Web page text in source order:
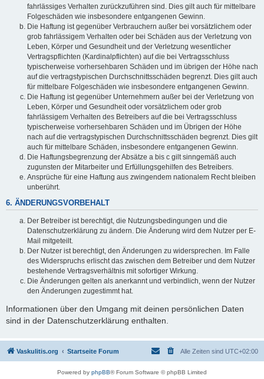
fahrlässiges Verhalten zurückzuführen sind. Dies gilt auch für mittelbare
Folgeschäden wie insbesondere entgangenen Gewinn.
Die Haftung ist gegenüber Verbrauchern außer bei vorsätzlichem oder
grob fahrlässigem Verhalten oder bei Schäden aus der Verletzung von
Leben, Körper und Gesundheit und der Verletzung wesentlicher
Vertragspflichten (Kardinalpflichten) auf die bei Vertragsschluss
typischerweise vorhersehbaren Schäden und im übrigen der Höhe nach
auf die vertragstypischen Durchschnittsschäden begrenzt. Dies gilt auch
für mittelbare Folgeschäden wie insbesondere entgangenen Gewinn.
Die Haftung ist gegenüber Unternehmern außer bei der Verletzung von
Leben, Körper und Gesundheit oder vorsätzlichem oder grob
fahrlässigem Verhalten des Betreibers auf die bei Vertragsschluss
typischerweise vorhersehbaren Schäden und im Übrigen der Höhe
nach auf die vertragstypischen Durchschnittsschäden begrenzt. Dies gilt
auch für mittelbare Schäden, insbesondere entgangenen Gewinn.
Die Haftungsbegrenzung der Absätze a bis c gilt sinngemäß auch
zugunsten der Mitarbeiter und Erfüllungsgehilfen des Betreibers.
Ansprüche für eine Haftung aus zwingendem nationalem Recht bleiben
unberührt.
6. ÄNDERUNGSVORBEHALT
Der Betreiber ist berechtigt, die Nutzungsbedingungen und die
Datenschutzerklärung zu ändern. Die Änderung wird dem Nutzer per E-
Mail mitgeteilt.
Der Nutzer ist berechtigt, den Änderungen zu widersprechen. Im Falle
des Widerspruchs erlischt das zwischen dem Betreiber und dem Nutzer
bestehende Vertragsverhältnis mit sofortiger Wirkung.
Die Änderungen gelten als anerkannt und verbindlich, wenn der Nutzer
den Änderungen zugestimmt hat.
Informationen über den Umgang mit deinen persönlichen Daten
sind in der Datenschutzerklärung enthalten.
Vaskulitis.org Startseite Forum Alle Zeiten sind UTC+02:00
Powered by phpBB® Forum Software © phpBB Limited